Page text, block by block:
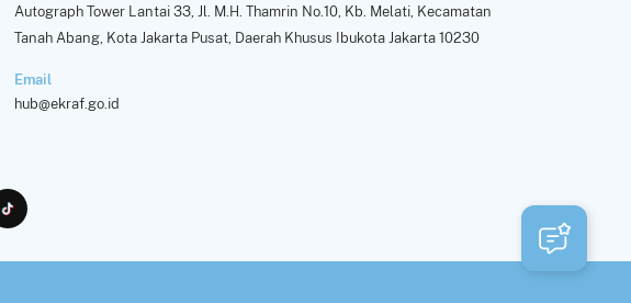
Autograph Tower Lantai 33, Jl. M.H. Thamrin No.10, Kb. Melati, Kecamatan
Tanah Abang, Kota Jakarta Pusat, Daerah Khusus Ibukota Jakarta 10230
Email
hub@ekraf.go.id